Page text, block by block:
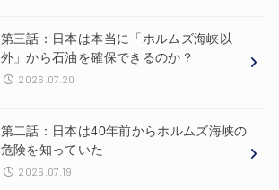
第三話：日本は本当に「ホルムズ海峡以
外」から石油を確保できるのか？
2026.07.20
第二話：日本は40年前からホルムズ海峡の
危険を知っていた
2026.07.19